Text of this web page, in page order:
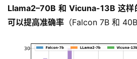
Llama2–70B 和 Vicuna-13B 这样
可以提高准确率 （Falcon 7B 和